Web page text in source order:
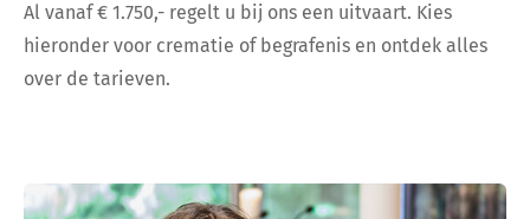
Al vanaf € 1.750,- regelt u bij ons een uitvaart. Kies
hieronder voor crematie of begrafenis en ontdek alles
over de tarieven.
Bekijk tarieven voor crematie